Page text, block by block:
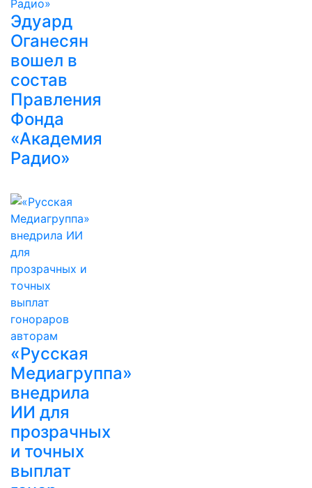
Эдуард
Оганесян
вошел в
состав
Правления
Фонда
«Академия
Радио»
«Русская
Медиагруппа»
внедрила
ИИ для
прозрачных
и точных
выплат